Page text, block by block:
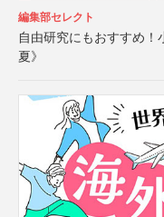
編集部セレクト
自由研究にもおすすめ
夏》